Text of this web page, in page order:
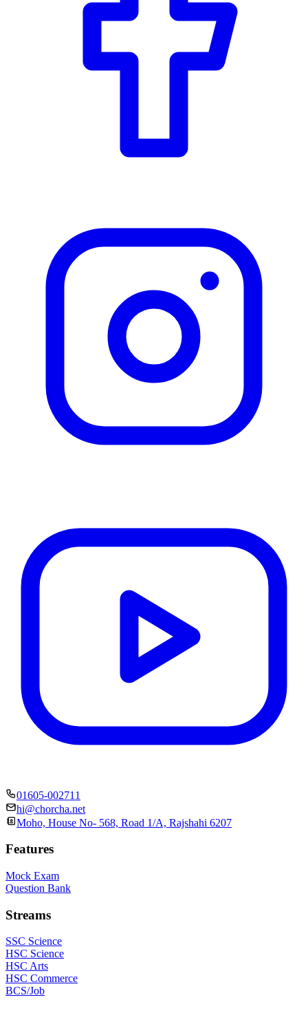
01605-002711
hi@chorcha.net
Moho, House No- 568, Road 1/A, Rajshahi 6207
Features
Mock Exam
Question Bank
Streams
SSC Science
HSC Science
HSC Arts
HSC Commerce
BCS/Job